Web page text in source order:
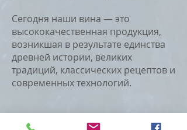
Сегодня наши вина — это
высококачественная продукция,
возникшая в результате единства
древней истории, великих
традиций, классических рецептов и
современных технологий.